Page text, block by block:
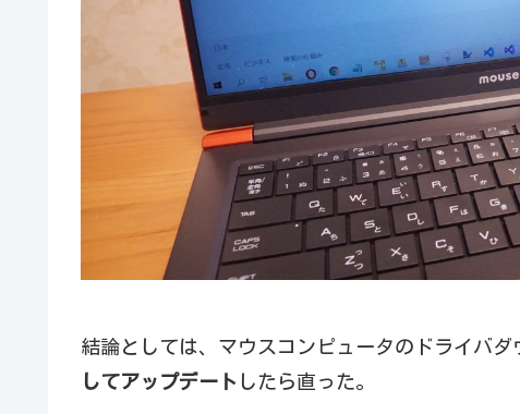
結論としては、マウスコンピュータのドライバダ
してアップデート したら直った。